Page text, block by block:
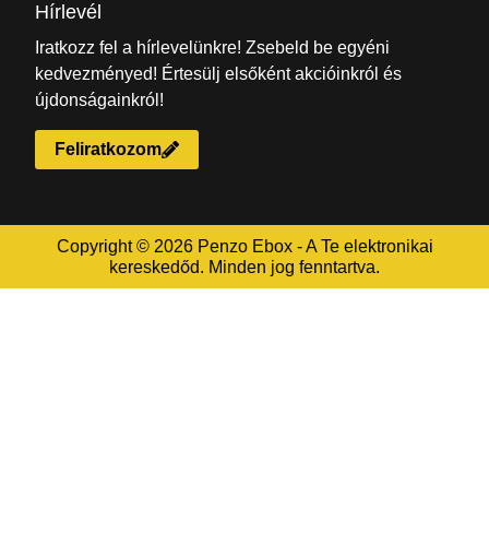
Hírlevél
Iratkozz fel a hírlevelünkre! Zsebeld be egyéni
kedvezményed! Értesülj elsőként akcióinkról és
újdonságainkról!
Feliratkozom
Copyright © 2026 Penzo Ebox - A Te elektronikai
kereskedőd. Minden jog fenntartva.